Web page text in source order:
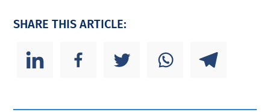
SHARE THIS ARTICLE: